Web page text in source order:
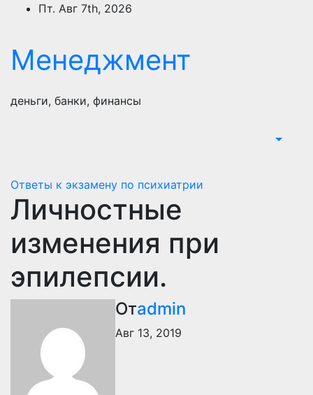
ПерейтиПт. Авг 7th, 2026
Менеджмент
деньги, банки, финансы
Ответы к экзамену по психиатрии
Личностные
изменения при
эпилепсии.
Отadmin
Авг 13, 2019